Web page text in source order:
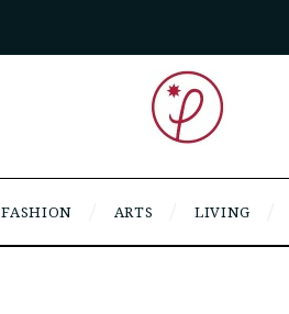
FASHION ARTS LIVING